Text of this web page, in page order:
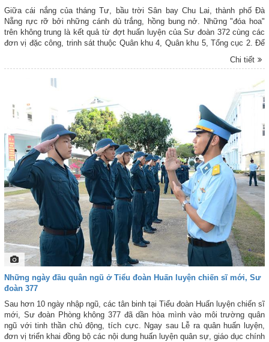
Giữa cái nắng của tháng Tư, bầu trời Sân bay Chu Lai, thành phố Đà
Nẵng rực rỡ bởi những cánh dù trắng, hồng bung nở. Những "đóa hoa"
trên không trung là kết quả từ đợt huấn luyện của Sư đoàn 372 cùng các
đơn vị đặc công, trinh sát thuộc Quân khu 4, Quân khu 5, Tổng cục 2. Để
huấn luyện công phu và kiểm tra gắt gao về thể lực lẫn tâm lý. Mỗi cú
của học viên, cùng sự điều hành khoa học, hiệp đồng chặt chẽ của chỉ
huy và tổ bay. Những cánh dù bay lượn không chỉ tạo nên bức tranh kỳ
vĩ, mà còn là minh chứng cho lòng dũng cảm và khát vọng chinh phục bầu
trời của người lính Bộ đội Cụ Hồ. Báo Phòng không - Không quân trân
trọng giới thiệu những hình ảnh ấn tượng về hoạt động huấn luyện này.
Chi tiết
Những ngày đầu quân ngũ ở Tiểu đoàn Huấn luyện chiến sĩ mới, Sư
đoàn 377
Sau hơn 10 ngày nhập ngũ, các tân binh tại Tiểu đoàn Huấn luyện chiến sĩ
mới, Sư đoàn Phòng không 377 đã dần hòa mình vào môi trường quân
ngũ với tinh thần chủ động, tích cực. Ngay sau Lễ ra quân huấn luyện,
đơn vị triển khai đồng bộ các nội dung huấn luyện quân sự, giáo dục chính